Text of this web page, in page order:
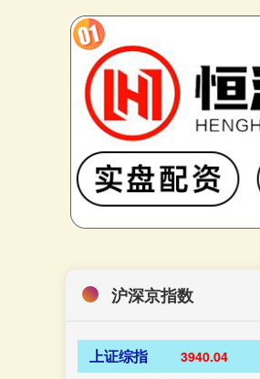
沪深京指数
上证综指 3940.04